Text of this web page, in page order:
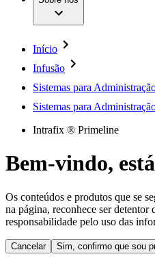
Neurocirurgia
Nutrição Clínica
Oncologia
Prevenção e
Retenção
Terapia da Dor
Terapias de
Tratamento de
Tratamento de
Soluções
Patologias e Cuidados
Serviços
A nossa cultura
Media
Comunicados
Formulário de
Localizações
Responsabilidade
Media
Início
Infusão
Sistemas para
Sistemas para
Intrafix ® Primeline
Bem-vindo,
Os conteúdos e produtos que se
na página, reconhece ser
responsabilidade pelo uso das
Cancelar Sim, confirmo que sou